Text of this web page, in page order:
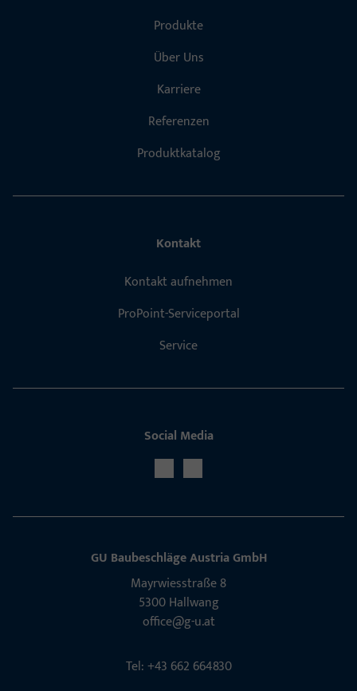
Produkte
Über Uns
Karriere
Referenzen
Produktkatalog
Kontakt
Kontakt aufnehmen
ProPoint-Serviceportal
Service
Social Media
GU Baubeschläge Aus­tria GmbH
Mayrwies­straße 8
5300 Hall­wang
office@g-u.at
Tel: +43 662 664830